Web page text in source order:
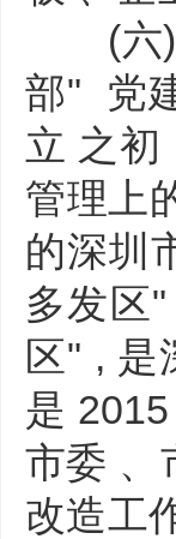
(六) “
部" 党
立 之初
管理上
的深圳
多发区
区" ,
是
市委 、
改造工